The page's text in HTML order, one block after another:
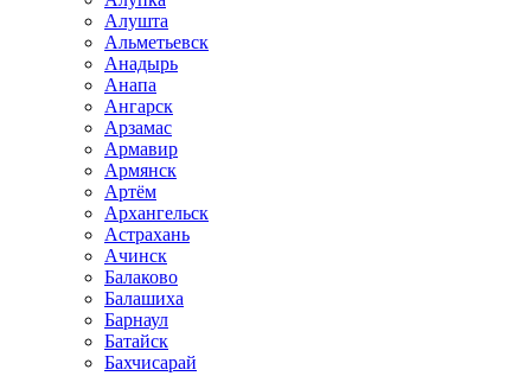
Алушта
Альметьевск
Анадырь
Анапа
Ангарск
Арзамас
Армавир
Армянск
Артём
Архангельск
Астрахань
Ачинск
Балаково
Балашиха
Барнаул
Батайск
Бахчисарай